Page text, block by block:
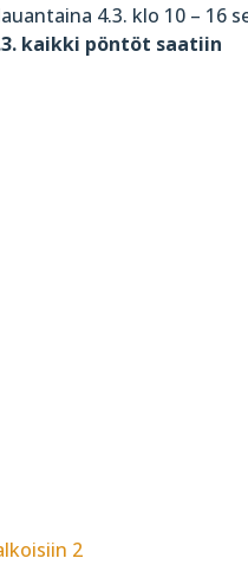
4.3. klo 10 – 16
kaikki pöntöt saatiin
2